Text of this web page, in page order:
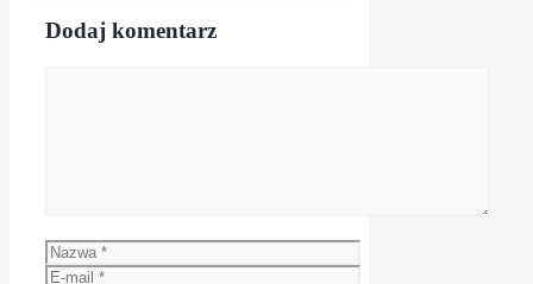
Dodaj komentarz
Nazwa
E-